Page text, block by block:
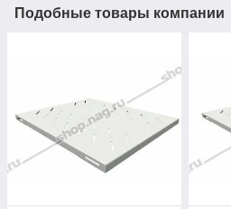
Подобные товары компании